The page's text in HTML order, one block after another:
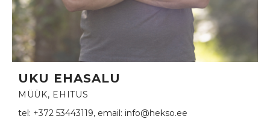
UKU EHASALU
MÜÜK, EHITUS
tel: +372 53443119, email: info@hekso.ee